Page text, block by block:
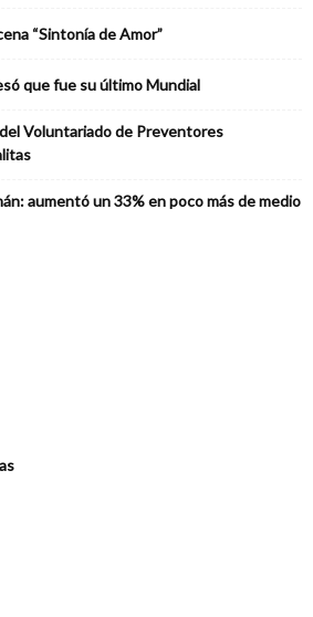
“Sintonía de Amor”
que fue su último Mundial
Voluntariado de Preventores
aumentó un 33% en poco más de medio